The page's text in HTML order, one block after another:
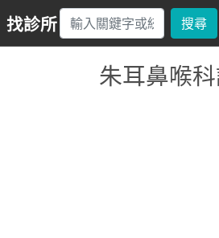
找診所 搜尋
朱耳鼻喉